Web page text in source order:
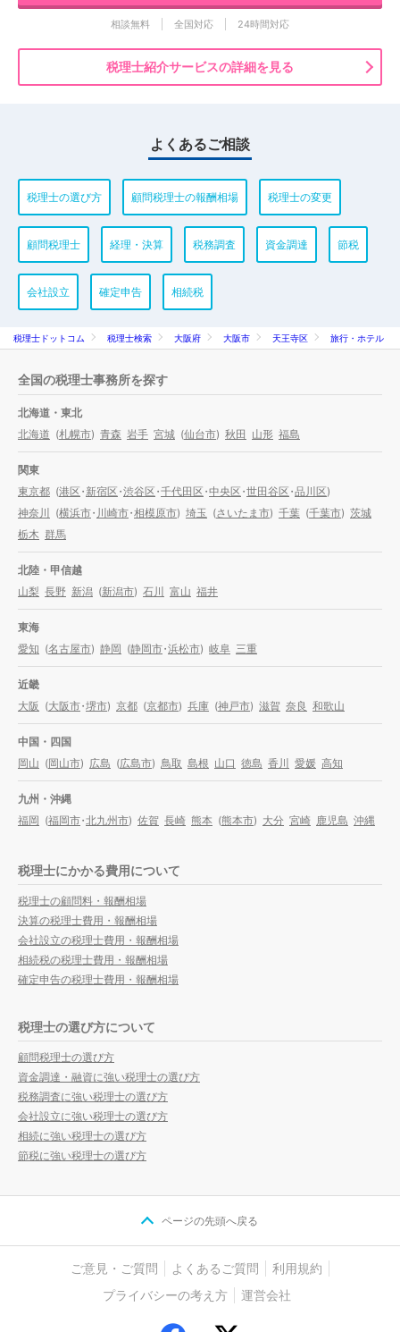
相談無料 全国対応 24時間対応
税理士紹介サービスの詳細を見る
よくあるご相談
税理士の選び方 顧問税理士の報酬相場 税理士の変更
顧問税理士 経理・決算 税務調査 資金調達 節税
会社設立 確定申告 相続税
税理士ドットコム 税理士検索 大阪府 大阪市 天王寺区 旅行・ホテル
全国の税理士事務所を探す
北海道・東北
北海道 (札幌市) 青森 岩手 宮城 (仙台市) 秋田 山形 福島
関東
東京都 (港区・新宿区・渋谷区・千代田区・中央区・世田谷区・品川区)
神奈川 (横浜市・川崎市・相模原市) 埼玉 (さいたま市) 千葉 (千葉市) 茨城
栃木 群馬
北陸・甲信越
山梨 長野 新潟 (新潟市) 石川 富山 福井
東海
愛知 (名古屋市) 静岡 (静岡市・浜松市) 岐阜 三重
近畿
大阪 (大阪市・堺市) 京都 (京都市) 兵庫 (神戸市) 滋賀 奈良 和歌山
中国・四国
岡山 (岡山市) 広島 (広島市) 鳥取 島根 山口 徳島 香川 愛媛 高知
九州・沖縄
福岡 (福岡市・北九州市) 佐賀 長崎 熊本 (熊本市) 大分 宮崎 鹿児島 沖縄
税理士にかかる費用について
税理士の顧問料・報酬相場
決算の税理士費用・報酬相場
会社設立の税理士費用・報酬相場
相続税の税理士費用・報酬相場
確定申告の税理士費用・報酬相場
税理士の選び方について
顧問税理士の選び方
資金調達・融資に強い税理士の選び方
税務調査に強い税理士の選び方
会社設立に強い税理士の選び方
相続に強い税理士の選び方
節税に強い税理士の選び方
ページの先頭へ戻る
ご意見・ご質問 よくあるご質問
利用規約
プライバシーの考え方
運営会社